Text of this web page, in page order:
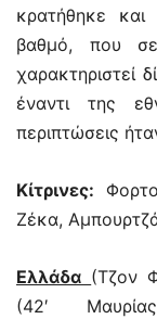
κρατήθηκε
βαθμό, που
χαρακτηριστεί
έναντι της
περιπτώσεις
Κίτρινες:
Ζέκα,
Ελλάδα (Τζον
(42′